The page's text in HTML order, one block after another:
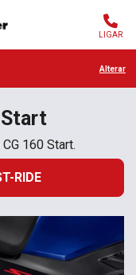
LIGAR
Alterar
Start
160 Start.
RIDE